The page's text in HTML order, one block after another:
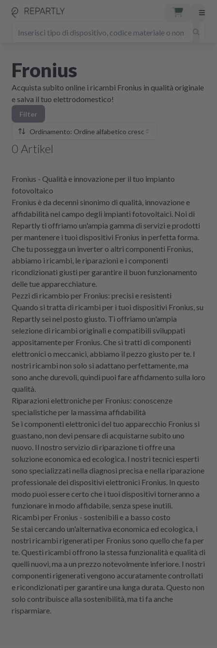
Fronius
Acquista subito online i ricambi Fronius in qualità originale
e salva il tuo elettrodomestico!
Filter
Ordinamento: Ordine alfabetico crescente
0 Artikel
Fronius - Qualità e innovazione per il tuo impianto
fotovoltaico
Fronius è da decenni sinonimo di qualità, innovazione e
affidabilità nel campo degli impianti fotovoltaici. Noi di
Repartly ti offriamo un'ampia gamma di servizi e prodotti
per mantenere i tuoi dispositivi Fronius in perfetta forma.
Che tu possegga un inverter o altri componenti Fronius,
abbiamo i ricambi, le riparazioni e i componenti
ricondizionati giusti per garantire il buon funzionamento
delle tue apparecchiature.
Pezzi di ricambio per Fronius: precisi e resistenti
Quando si tratta di ricambi per i tuoi dispositivi Fronius, su
Repartly sei nel posto giusto. Ti offriamo un'ampia
selezione di ricambi originali e compatibili sviluppati
appositamente per Fronius. Che si tratti di componenti
elettronici o meccanici, abbiamo il pezzo giusto per te. I
nostri ricambi non solo si adattano perfettamente, ma
sono anche durevoli, quindi puoi fare affidamento sulla loro
qualità.
Riparazioni elettroniche per Fronius: conoscenze
specialistiche per la massima affidabilità
Se i componenti elettronici del tuo apparecchio Fronius si
guastano, non devi pensare di acquistarne subito uno
nuovo. Il nostro servizio di riparazione ti offre una
soluzione economica ed ecologica. I nostri tecnici esperti
sono specializzati nella diagnosi precisa e nella riparazione
professionale dei dispositivi elettronici Fronius. In questo
modo puoi essere certo che i tuoi dispositivi torneranno a
funzionare in modo affidabile, senza spese inutili.
Ricambi per Fronius - sostenibili e a basso costo
Se stai cercando un'alternativa economica ed ecologica, i
nostri ricambi rigenerati per Fronius sono quello che fa per
te. Questi ricambi offrono la stessa funzionalità e qualità di
quelli nuovi, ma a un prezzo notevolmente inferiore. I nostri
componenti rigenerati vengono accuratamente controllati
e ricondizionati per garantire una lunga durata. Questo non
solo contribuisce alla sostenibilità, ma ti fa anche
risparmiare.